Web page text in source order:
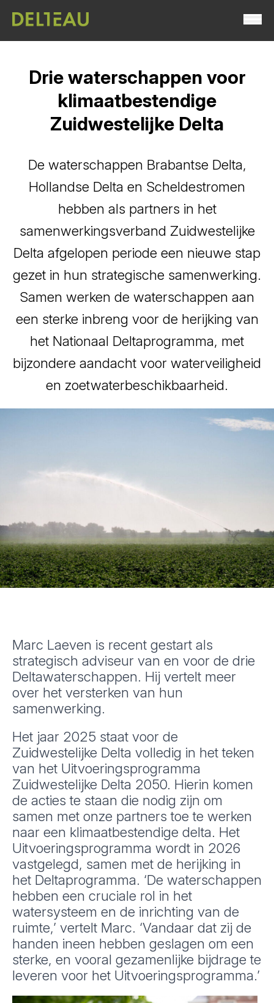
Drie waterschappen voor
klimaatbestendige
Zuidwestelijke Delta
De waterschappen Brabantse Delta,
Hollandse Delta en Scheldestromen
hebben als partners in het
samenwerkingsverband Zuidwestelijke
Delta afgelopen periode een nieuwe stap
gezet in hun strategische samenwerking.
Samen werken de waterschappen aan
een sterke inbreng voor de herijking van
het Nationaal Deltaprogramma, met
bijzondere aandacht voor waterveiligheid
en zoetwaterbeschikbaarheid.
Marc Laeven is recent gestart als
strategisch adviseur van en voor de drie
Deltawaterschappen. Hij vertelt meer
over het versterken van hun
samenwerking.
Het jaar 2025 staat voor de
Zuidwestelijke Delta volledig in het teken
van het Uitvoeringsprogramma
Zuidwestelijke Delta 2050. Hierin komen
de acties te staan die nodig zijn om
samen met onze partners toe te werken
naar een klimaatbestendige delta. Het
Uitvoeringsprogramma wordt in 2026
vastgelegd, samen met de herijking in
het Deltaprogramma. ‘De waterschappen
hebben een cruciale rol in het
watersysteem en de inrichting van de
ruimte,’ vertelt Marc. ‘Vandaar dat zij de
handen ineen hebben geslagen om een
sterke, en vooral gezamenlijke bijdrage te
leveren voor het Uitvoeringsprogramma.’